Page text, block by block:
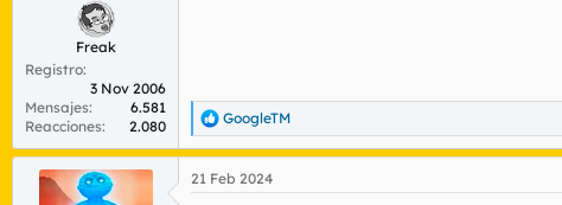
Freak
Registro
3 Nov 2006
Mensajes
6.581
Reacciones
2.080
R
e
a
c
GoogleTM
21 Feb 2024